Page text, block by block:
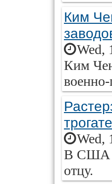
Ким
Wed,
Ким
Wed,
В США
отцу.